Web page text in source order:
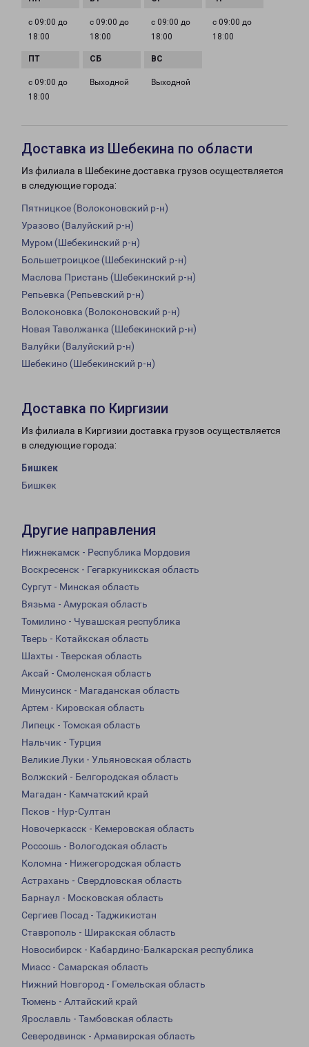
с 09:00 до
18:00
с 09:00 до
18:00
с 09:00 до
18:00
с 09:00 до
18:00
с 09:00 до
18:00
Выходной Выходной
Доставка из Шебекина по области
Из филиала в Шебекине доставка грузов осуществляется
в следующие города:
Пятницкое (Волоконовский р-н)
Уразово (Валуйский р-н)
Муром (Шебекинский р-н)
Большетроицкое (Шебекинский р-н)
Маслова Пристань (Шебекинский р-н)
Репьевка (Репьевский р-н)
Волоконовка (Волоконовский р-н)
Новая Таволжанка (Шебекинский р-н)
Валуйки (Валуйский р-н)
Шебекино (Шебекинский р-н)
Доставка по Киргизии
Из филиала в Киргизии доставка грузов осуществляется
в следующие города:
Бишкек
Бишкек
Другие направления
Нижнекамск - Республика Мордовия
Воскресенск - Гегаркуникская область
Сургут - Минская область
Вязьма - Амурская область
Томилино - Чувашская республика
Тверь - Котайкская область
Шахты - Тверская область
Аксай - Смоленская область
Минусинск - Магаданская область
Артем - Кировская область
Липецк - Томская область
Нальчик - Турция
Великие Луки - Ульяновская область
Волжский - Белгородская область
Магадан - Камчатский край
Псков - Нур-Султан
Новочеркасск - Кемеровская область
Россошь - Вологодская область
Коломна - Нижегородская область
Астрахань - Свердловская область
Барнаул - Московская область
Сергиев Посад - Таджикистан
Ставрополь - Ширакская область
Новосибирск - Кабардино-Балкарская республика
Миасс - Самарская область
Нижний Новгород - Гомельская область
Тюмень - Алтайский край
Ярославль - Тамбовская область
Северодвинск - Армавирская область